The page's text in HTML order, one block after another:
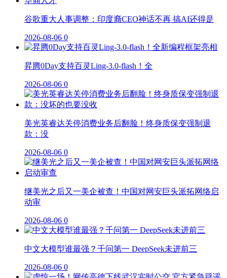
谷歌重大人事调整：印度裔CEO神话不再 搞AI还得是
2026-08-06 0
昇腾0Day支持百灵Ling-3.0-flash！全
2026-08-06 0
美光英睿达关停消费业务后翻脸！终身质保变强制退
款：没
2026-08-06 0
继美光之后又一美企被查！中国对网安巨头派拓网络启
动审
2026-08-06 0
中文大模型谁最强？千问第一 DeepSeek未进前三
2026-08-06 0